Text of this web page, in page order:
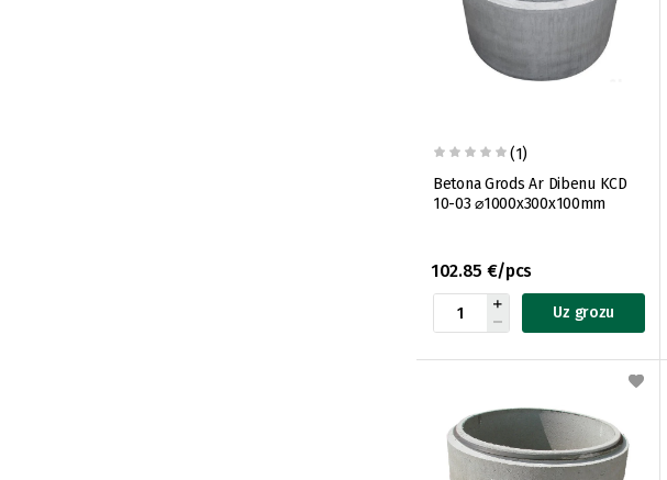
(1)
Betona Grods Ar Dibenu KCD
10-03 ⌀1000x300x100mm
102.85 €/pcs
Uz grozu